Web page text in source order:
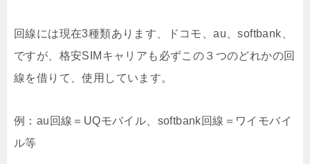
回線には現在3種類あります、ドコモ、au、softbank、
ですが、格安SIMキャリアも必ずこの３つのどれかの回
線を借りて、使用しています。
例：au回線＝UQモバイル、softbank回線＝ワイモバイ
ル等